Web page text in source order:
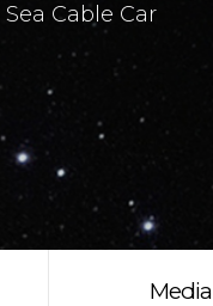
Cable Car
Media